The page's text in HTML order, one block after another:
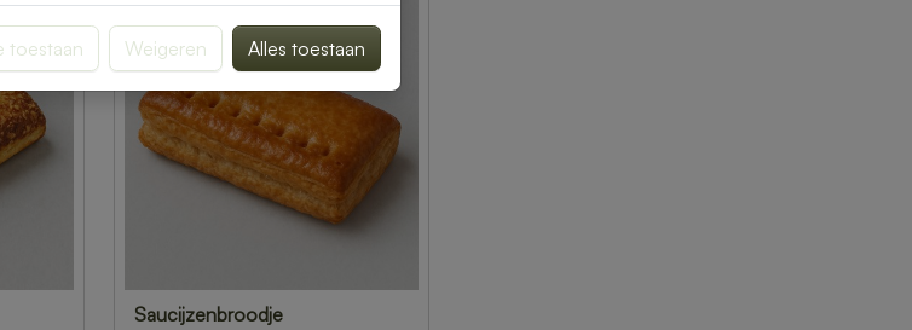
Saucijzenbroodje
toestaan Weigeren Alles toestaan